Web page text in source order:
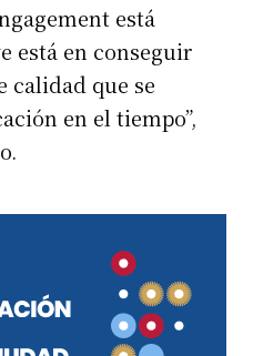
está
está en conseguir
calidad que se
en el tiempo”,